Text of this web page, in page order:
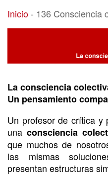
136 Consciencia
Inicio- 136 Consciencia
La consciencia
Un pensamiento
Un profesor de crítica y
unaconsciencia
que muchos de
las mismas
presentan estructuras